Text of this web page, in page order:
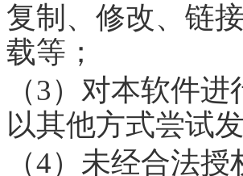
复制、修改、链
载等；
（3）对本软件
以其他方式尝试
（4）未经合法